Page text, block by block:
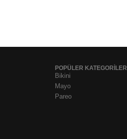
POPÜLER KATEGORİLER
Bikini
Mayo
Pareo